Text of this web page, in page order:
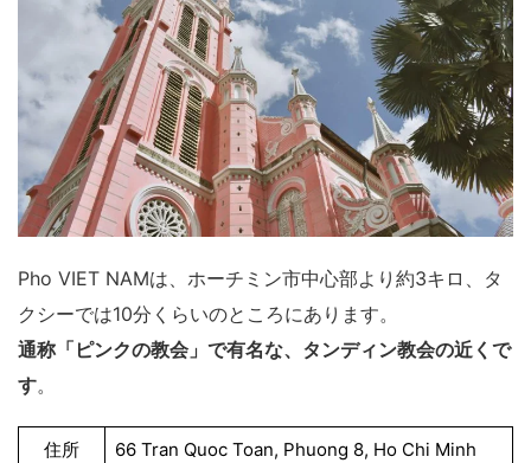
Pho VIET NAMは、ホーチミン市中心部より約3キロ、タ
クシーでは10分くらいのところにあります。
通称「ピンクの教会」で有名な、タンディン教会の近くで
す。
住所
66 Tran Quoc Toan, Phuong 8, Ho Chi Minh